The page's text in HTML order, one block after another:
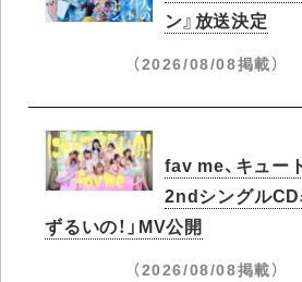
ン』放送決定
（2026/08/08掲載）
fav me、キュー
2ndシングルCD
ずるいの！」MV公開
（2026/08/08掲載）